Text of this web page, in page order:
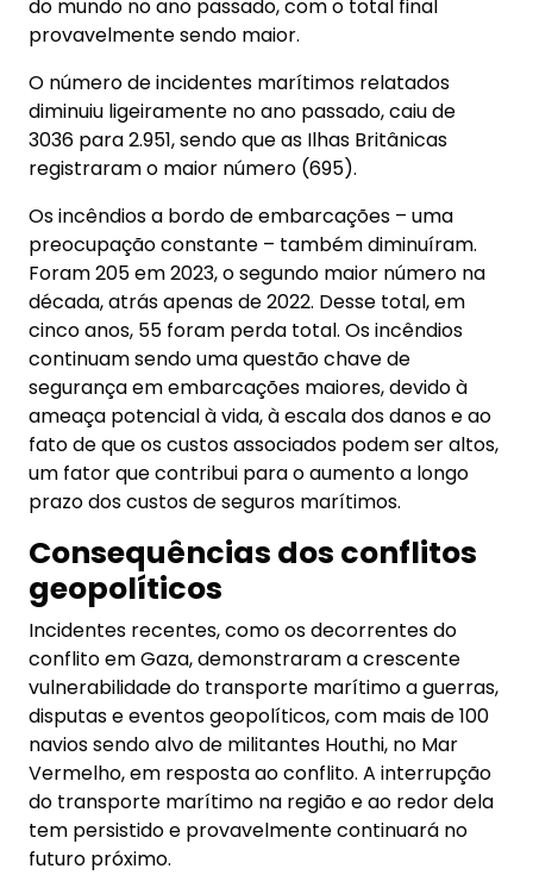
do mundo no ano passado, com o total final
provavelmente sendo maior.
O número de incidentes marítimos relatados
diminuiu ligeiramente no ano passado, caiu de
3036 para 2.951, sendo que as Ilhas Britânicas
registraram o maior número (695).
Os incêndios a bordo de embarcações – uma
preocupação constante – também diminuíram.
Foram 205 em 2023, o segundo maior número na
década, atrás apenas de 2022. Desse total, em
cinco anos, 55 foram perda total. Os incêndios
continuam sendo uma questão chave de
segurança em embarcações maiores, devido à
ameaça potencial à vida, à escala dos danos e ao
fato de que os custos associados podem ser altos,
um fator que contribui para o aumento a longo
prazo dos custos de seguros marítimos.
Consequências dos conflitos
geopolíticos
Incidentes recentes, como os decorrentes do
conflito em Gaza, demonstraram a crescente
vulnerabilidade do transporte marítimo a guerras,
disputas e eventos geopolíticos, com mais de 100
navios sendo alvo de militantes Houthi, no Mar
Vermelho, em resposta ao conflito. A interrupção
do transporte marítimo na região e ao redor dela
tem persistido e provavelmente continuará no
futuro próximo.